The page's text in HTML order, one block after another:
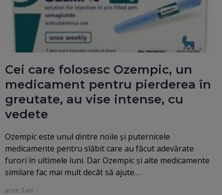
Cei care folosesc Ozempic, un
medicament pentru pierderea în
greutate, au vise intense, cu
vedete
Ozempic este unul dintre noile şi puternicele
medicamente pentru slăbit care au făcut adevărate
furori în ultimele luni. Dar Ozempic şi alte medicamente
similare fac mai mult decât să ajute…
acum 3 ani